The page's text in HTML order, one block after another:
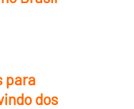
para
dos